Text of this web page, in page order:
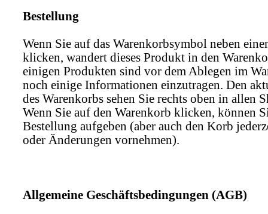
Bestellung
Wenn Sie auf das Warenkorbsymbol neben
klicken, wandert dieses Produkt in den
einigen Produkten sind vor dem Ablegen im
noch einige Informationen einzutragen. Den
des Warenkorbs sehen Sie rechts oben in allen
Wenn Sie auf den Warenkorb klicken, können
Bestellung aufgeben (aber auch den Korb
oder Änderungen vornehmen).
Allgemeine Geschäftsbedingungen (AGB)